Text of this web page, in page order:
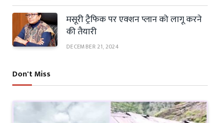
मसूरी ट्रैफिक पर एक्शन प्लान को लागू करने
की तैयारी
DECEMBER 21, 2024
Don't Miss